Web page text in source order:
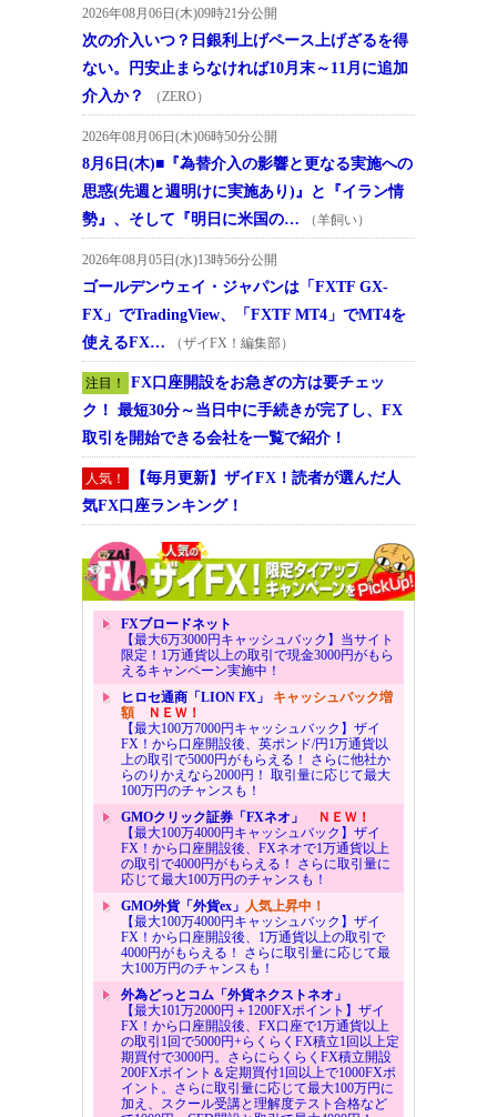
2026年08月06日(木)09時21分公開
次の介入いつ？日銀利上げペース上げざるを得
ない。円安止まらなければ10月末～11月に追加
介入か？
（ZERO）
2026年08月06日(木)06時50分公開
8月6日(木)■『為替介入の影響と更なる実施への
思惑(先週と週明けに実施あり)』と『イラン情
勢』、そして『明日に米国の…
（羊飼い）
2026年08月05日(水)13時56分公開
ゴールデンウェイ・ジャパンは「FXTF GX-
FX」でTradingView、「FXTF MT4」でMT4を
使えるFX…
（ザイFX！編集部）
注目！
FX口座開設をお急ぎの方は要チェッ
ク！ 最短30分～当日中に手続きが完了し、FX
取引を開始できる会社を一覧で紹介！
人気！
【毎月更新】ザイFX！読者が選んだ人
気FX口座ランキング！
FXブロードネット
【最大6万3000円キャッシュバック】当サイト
限定！1万通貨以上の取引で現金3000円がもら
えるキャンペーン実施中！
ヒロセ通商「LION FX」 キャッシュバック増
額ＮＥＷ！
【最大100万7000円キャッシュバック】ザイ
FX！から口座開設後、英ポンド/円1万通貨以
上の取引で5000円がもらえる！ さらに他社か
らのりかえなら2000円！ 取引量に応じて最大
100万円のチャンスも！
GMOクリック証券「FXネオ」
ＮＥＷ！
【最大100万4000円キャッシュバック】ザイ
FX！から口座開設後、FXネオで1万通貨以上
の取引で4000円がもらえる！ さらに取引量に
応じて最大100万円のチャンスも！
GMO外貨「外貨ex」 人気上昇中！
【最大100万4000円キャッシュバック】ザイ
FX！から口座開設後、1万通貨以上の取引で
4000円がもらえる！ さらに取引量に応じて最
大100万円のチャンスも！
外為どっとコム「外貨ネクストネオ」
【最大101万2000円＋1200FXポイント】ザイ
FX！から口座開設後、FX口座で1万通貨以上
の取引1回で5000円+らくらくFX積立1回以上定
期買付で3000円。さらにらくらくFX積立開設
200FXポイント＆定期買付1回以上で1000FXポ
イント。さらに取引量に応じて最大100万円に
加え、スクール受講と理解度テスト合格など